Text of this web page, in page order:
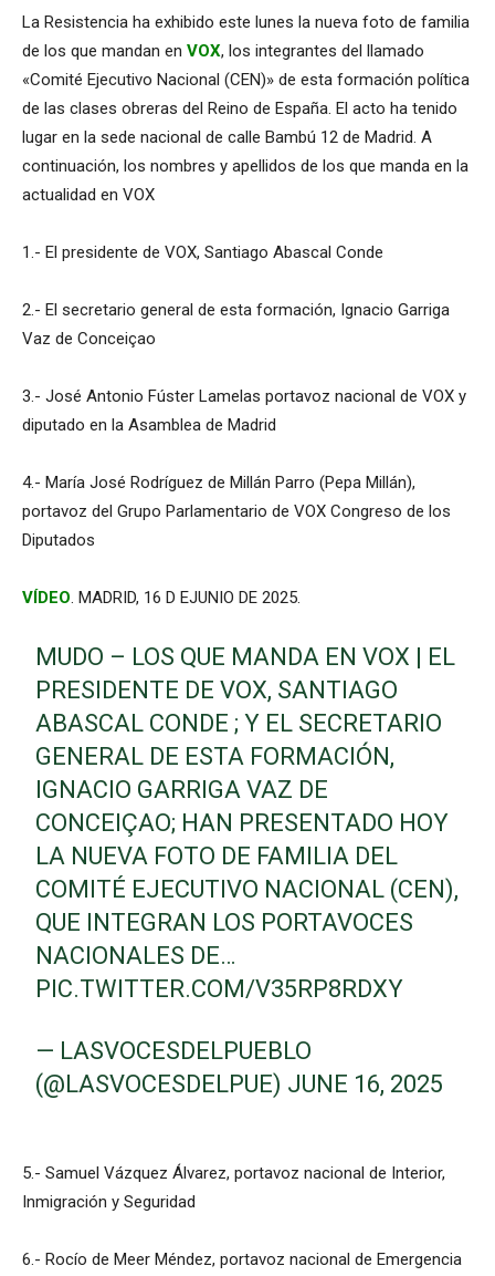
La Resistencia ha exhibido este lunes la nueva foto de familia
de los que mandan en VOX, los integrantes del llamado
«Comité Ejecutivo Nacional (CEN)» de esta formación política
de las clases obreras del Reino de España. El acto ha tenido
lugar en la sede nacional de calle Bambú 12 de Madrid. A
continuación, los nombres y apellidos de los que manda en la
actualidad en VOX
1.- El presidente de VOX, Santiago Abascal Conde
2.- El secretario general de esta formación, Ignacio Garriga
Vaz de Conceiçao
3.- José Antonio Fúster Lamelas portavoz nacional de VOX y
diputado en la Asamblea de Madrid
4.- María José Rodríguez de Millán Parro (Pepa Millán),
portavoz del Grupo Parlamentario de VOX Congreso de los
Diputados
VÍDEO. MADRID, 16 D EJUNIO DE 2025.
MUDO – LOS QUE MANDA EN VOX | EL
PRESIDENTE DE VOX, SANTIAGO
ABASCAL CONDE ; Y EL SECRETARIO
GENERAL DE ESTA FORMACIÓN,
IGNACIO GARRIGA VAZ DE
CONCEIÇAO; HAN PRESENTADO HOY
LA NUEVA FOTO DE FAMILIA DEL
COMITÉ EJECUTIVO NACIONAL (CEN),
QUE INTEGRAN LOS PORTAVOCES
NACIONALES DE…
PIC.TWITTER.COM/V35RP8RDXY
— LASVOCESDELPUEBLO
(@LASVOCESDELPUE) JUNE 16, 2025
5.- Samuel Vázquez Álvarez, portavoz nacional de Interior,
Inmigración y Seguridad
6.- Rocío de Meer Méndez, portavoz nacional de Emergencia